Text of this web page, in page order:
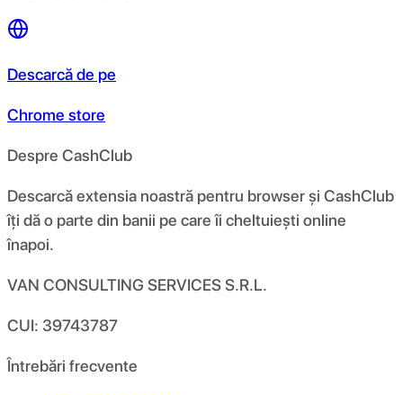
Descarcă de pe
Chrome store
Despre CashClub
Descarcă extensia noastră pentru browser și CashClub
îți dă o parte din banii pe care îi cheltuiești online
înapoi.
VAN CONSULTING SERVICES S.R.L.
CUI: 39743787
Întrebări frecvente